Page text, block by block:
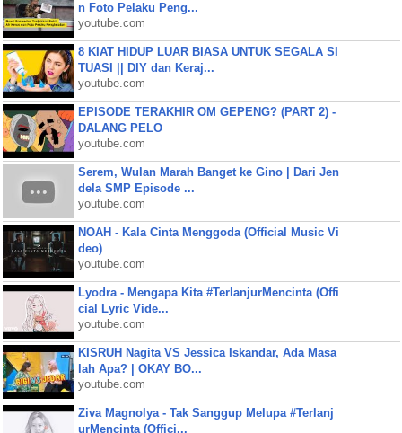
n Foto Pelaku Peng...
youtube.com
8 KIAT HIDUP LUAR BIASA UNTUK SEGALA SI
TUASI || DIY dan Keraj...
youtube.com
EPISODE TERAKHIR OM GEPENG? (PART 2) -
DALANG PELO
youtube.com
Serem, Wulan Marah Banget ke Gino | Dari Jen
dela SMP Episode ...
youtube.com
NOAH - Kala Cinta Menggoda (Official Music Vi
deo)
youtube.com
Lyodra - Mengapa Kita #TerlanjurMencinta (Offi
cial Lyric Vide...
youtube.com
KISRUH Nagita VS Jessica Iskandar, Ada Masa
lah Apa? | OKAY BO...
youtube.com
Ziva Magnolya - Tak Sanggup Melupa #Terlanj
urMencinta (Offici...